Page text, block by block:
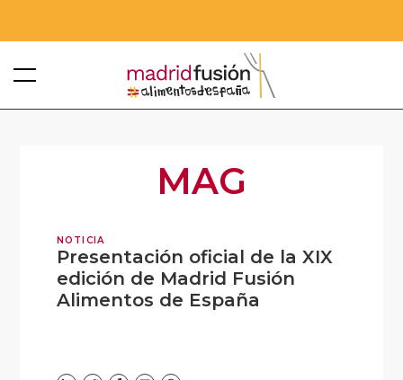
MAG
NOTICIA
Presentación oficial de la XIX
edición de Madrid Fusión
Alimentos de España